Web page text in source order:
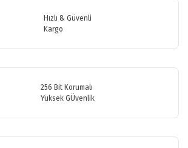
sitelerden daha pahalı.
Hızlı & Güvenli
Kargo
256 Bit Korumalı
Yüksek GÜvenlik